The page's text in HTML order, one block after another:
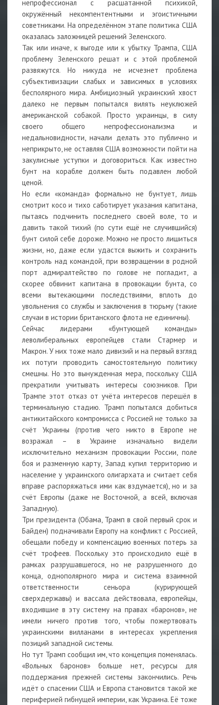
непрофессионал с расшатанной психикой,
окружённый некомпентентными и эгоистичными
советниками. На определённом этапе политика США
оказалась заложницей решений Зеленского.
Так или иначе, к выгоде или к убытку Трампа, США
проблему Зеленского решат и с этой проблемой
развяжутся. Но никуда не исчезнет проблема
субъективизации слабых и зависимых в условиях
бесполярного мира. Амбициозный украинский хвост
далеко не первым попытался вилять неуклюжей
американской собакой. Просто украинцы, в силу
своего общего непрофессионализма и
недальновидности, начали делать это публично и
неприкрыто, не оставляя США возможности пойти на
закулисные уступки и договориться. Как известно
бунт на корабле должен быть подавлен любой
ценой.
Но если «команда» формально не бунтует, лишь
смотрит косо и тихо саботирует указания капитана,
пытаясь подчинить последнего своей воле, то и
давить такой тихий (по сути ещё не случившийся)
бунт силой себе дороже. Можно не просто лишиться
жизни, но, даже если удастся выжить и сохранить
контроль над командой, при возвращении в родной
порт адмиралтейство по голове не погладит, а
скорее обвинит капитана в провокации бунта, со
всеми вытекающими последствиями, вплоть до
увольнения со службы и заключения в тюрьму (такие
случаи в истории британского флота не единичны).
Сейчас лидерами «бунтующей команды»
леволиберальных европейцев стали Стармер и
Макрон. У них тоже мало дивизий и на первый взгляд
их потуги проводить самостоятельную политику
смешны. Но это вынужденная мера, поскольку США
прекратили учитывать интересы союзников. При
Трампе этот отказ от учёта интересов перешёл в
терминальную стадию. Трамп попытался добиться
антикитайского компромисса с Россией не только за
счёт Украины (против чего никто в Европе не
возражал – в Украине изначально видели
исключительно механизм провокации России, поле
боя и разменную карту, Запад купил территорию и
население у украинского олигархата и считает себя
вправе распоряжаться ими как вздумается), но и за
счёт Европы (даже не Восточной, а всей, включая
Западную).
Три президента (Обама, Трамп в свой первый срок и
Байден) подначивали Европу на конфликт с Россией,
обещали победу и компенсацию военных потерь за
счёт трофеев. Поскольку это происходило ещё в
рамках разрушавшегося, но не разрушенного до
конца, однополярного мира и система взаимной
ответственности сеньора (курирующей
сверхдержавы) и вассала действовала, европейцы,
входившие в эту систему на правах «баронов», не
имели ничего против того, чтобы пожертвовать
украинскими вилланами в интересах укрепления
позиций западной системы.
Но тут Трамп сообщил им, что концепция поменялась.
«Вольных баронов» больше нет, ресурсы для
поддержания прежней системы закончились. Речь
идёт о спасении США и Европа становится такой же
периферией гибнущей империи, как Украина. Её тоже